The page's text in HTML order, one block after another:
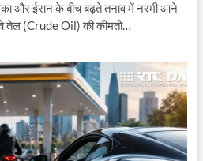
और ईरान के बीच बढ़ते तनाव में नरमी आने
तेल (Crude Oil) की कीमतों…